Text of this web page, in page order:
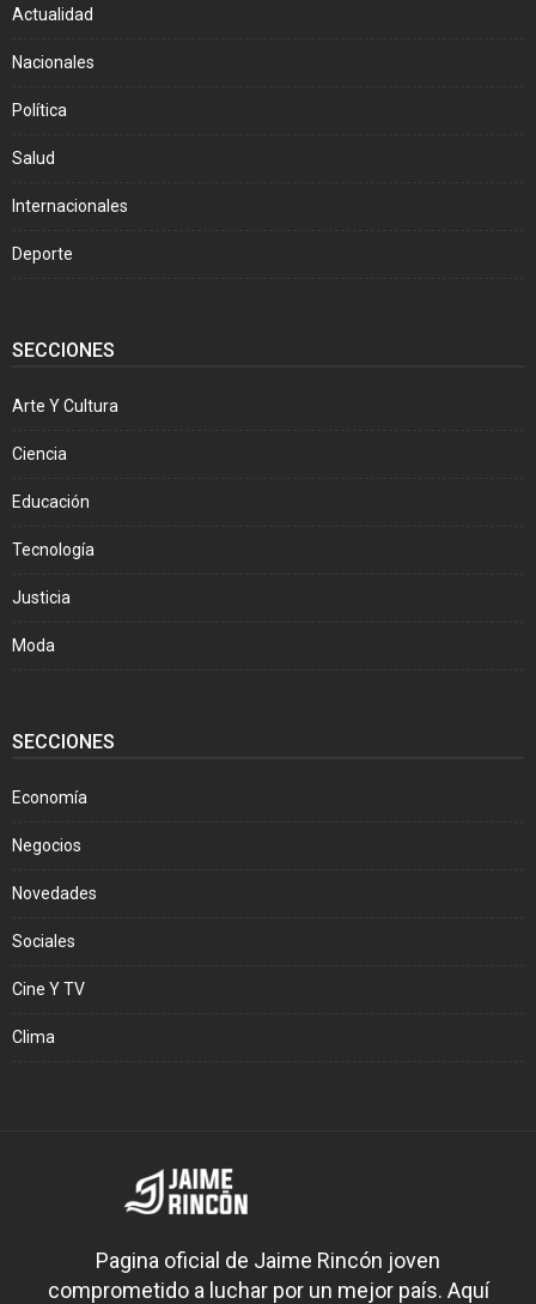
Actualidad
Nacionales
Política
Salud
Internacionales
Deporte
SECCIONES
Arte Y Cultura
Ciencia
Educación
Tecnología
Justicia
Moda
SECCIONES
Economía
Negocios
Novedades
Sociales
Cine Y TV
Clima
Pagina oficial de Jaime Rincón joven
comprometido a luchar por un mejor país. Aquí